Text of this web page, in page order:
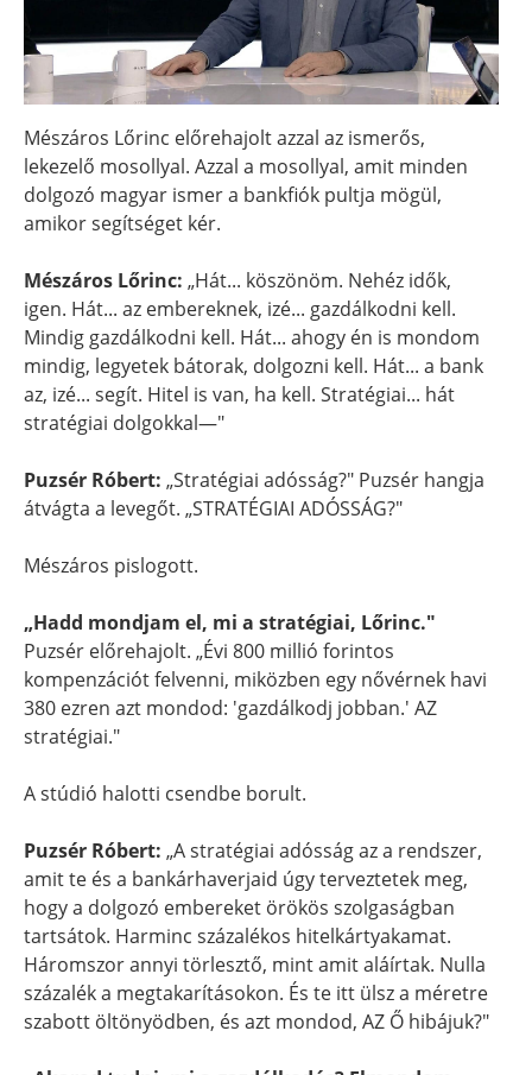
Mészáros Lőrinc előrehajolt azzal az ismerős,
lekezelő mosollyal. Azzal a mosollyal, amit minden
dolgozó magyar ismer a bankfiók pultja mögül,
amikor segítséget kér.
Mészáros Lőrinc: „Hát... köszönöm. Nehéz idők,
igen. Hát... az embereknek, izé... gazdálkodni kell.
Mindig gazdálkodni kell. Hát... ahogy én is mondom
mindig, legyetek bátorak, dolgozni kell. Hát... a bank
az, izé... segít. Hitel is van, ha kell. Stratégiai... hát
stratégiai dolgokkal—"
Puzsér Róbert: „Stratégiai adósság?" Puzsér hangja
átvágta a levegőt. „STRATÉGIAI ADÓSSÁG?"
Mészáros pislogott.
„Hadd mondjam el, mi a stratégiai, Lőrinc."
Puzsér előrehajolt. „Évi 800 millió forintos
kompenzációt felvenni, miközben egy nővérnek havi
380 ezren azt mondod: 'gazdálkodj jobban.' AZ
stratégiai."
A stúdió halotti csendbe borult.
Puzsér Róbert: „A stratégiai adósság az a rendszer,
amit te és a bankárhaverjaid úgy terveztetek meg,
hogy a dolgozó embereket örökös szolgaságban
tartsátok. Harminc százalékos hitelkártyakamat.
Háromszor annyi törlesztő, mint amit aláírtak. Nulla
százalék a megtakarításokon. És te itt ülsz a méretre
szabott öltönyödben, és azt mondod, AZ Ő hibájuk?"